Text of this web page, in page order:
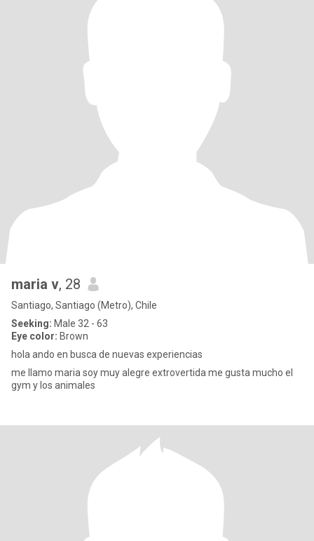
maria v, 28
Santiago, Santiago (Metro), Chile
Seeking: Male 32 - 63
Eye color: Brown
hola ando en busca de nuevas experiencias
me llamo maria soy muy alegre extrovertida me gusta mucho el
gym y los animales